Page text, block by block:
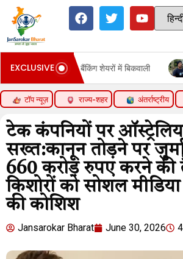
EXCLUSIVE
बैंकिंग शेयरों में बिकवाली असम बाढ़
टॉप न्यूज़ राज्य-शहर अंतर्राष्ट्रीय
टेक कंपनियों पर
सख्त:कानून तोड़ने पर
660 करोड़ रुपए करने की
किशोरों को सोशल
की कोशिश
Jansarokar Bharat June 30, 2026